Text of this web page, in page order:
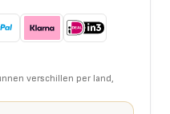
verschillen per land,